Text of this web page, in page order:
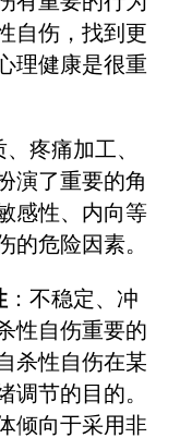
自伤，找到更
理健康是很重
、疼痛加工、
演了重要的角
感性、内向等
的危险因素。
：不稳定、冲
性自伤重要的
杀性自伤在某
调节的目的。
倾向于采用非